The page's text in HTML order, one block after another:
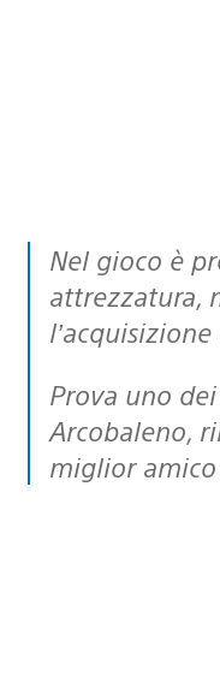
Nel gioco è presente un fornito Spaccio, dove è possibile potenziare la propria
attrezzatura,
Prova uno dei 12 jetpack tra cui il classico Machine Gun o il variopinto
Arcobaleno,
miglior